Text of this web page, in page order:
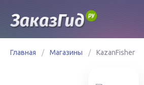
Главная / Магазины / KazanFisher